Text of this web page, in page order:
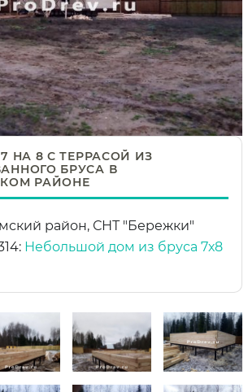
НА 8 С ТЕРРАСОЙ ИЗ
БРУСА В
РАЙОНЕ
район, СНТ "Бережки"
Небольшой дом из бруса 7х8